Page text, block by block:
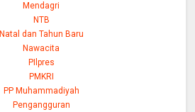
Mendagri
NTB
Natal dan Tahun Baru
Nawacita
PIlpres
PMKRI
PP Muhammadiyah
Pengangguran